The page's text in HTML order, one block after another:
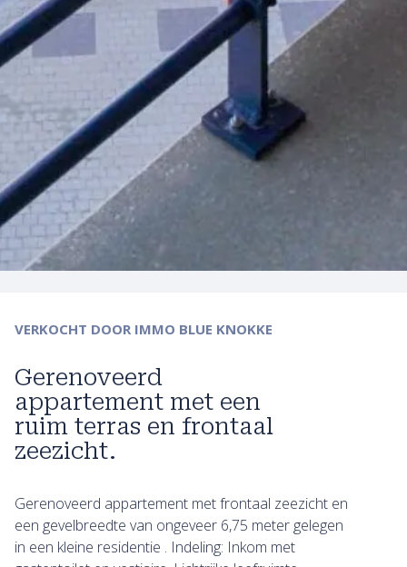
Gerenoveerd
appartement met een
ruim terras en frontaal
zeezicht.
VERKOCHT DOOR IMMO BLUE KNOKKE
Gerenoveerd appartement met frontaal zeezicht en
een gevelbreedte van ongeveer 6,75 meter gelegen
in een kleine residentie . Indeling: Inkom met